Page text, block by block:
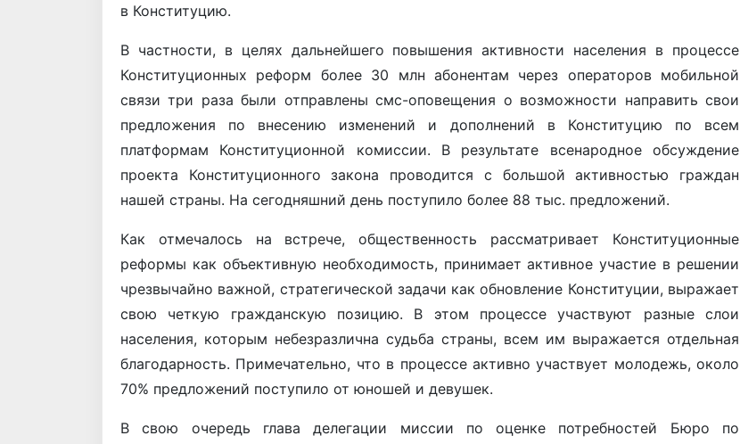
в Конституцию.
В частности, в целях дальнейшего повышения активности населения в процессе
Конституционных реформ более 30 млн абонентам через операторов мобильной
связи три раза были отправлены смс-оповещения о возможности направить свои
предложения по внесению изменений и дополнений в Конституцию по всем
платформам Конституционной комиссии. В результате всенародное обсуждение
проекта Конституционного закона проводится с большой активностью граждан
нашей страны. На сегодняшний день поступило более 88 тыс. предложений.
Как отмечалось на встрече, общественность рассматривает Конституционные
реформы как объективную необходимость, принимает активное участие в решении
чрезвычайно важной, стратегической задачи как обновление Конституции, выражает
свою четкую гражданскую позицию. В этом процессе участвуют разные слои
населения, которым небезразлична судьба страны, всем им выражается отдельная
благодарность. Примечательно, что в процессе активно участвует молодежь, около
70% предложений поступило от юношей и девушек.
В свою очередь глава делегации миссии по оценке потребностей Бюро по